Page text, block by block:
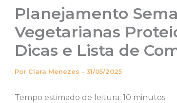
Planejamento
Vegetarianas
Dicas e Lista de
Por Clara Menezes - 31/05/2025
Tempo estimado de leitura: 10 minutos